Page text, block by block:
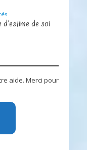
d’estime de soi
aide. Merci pour